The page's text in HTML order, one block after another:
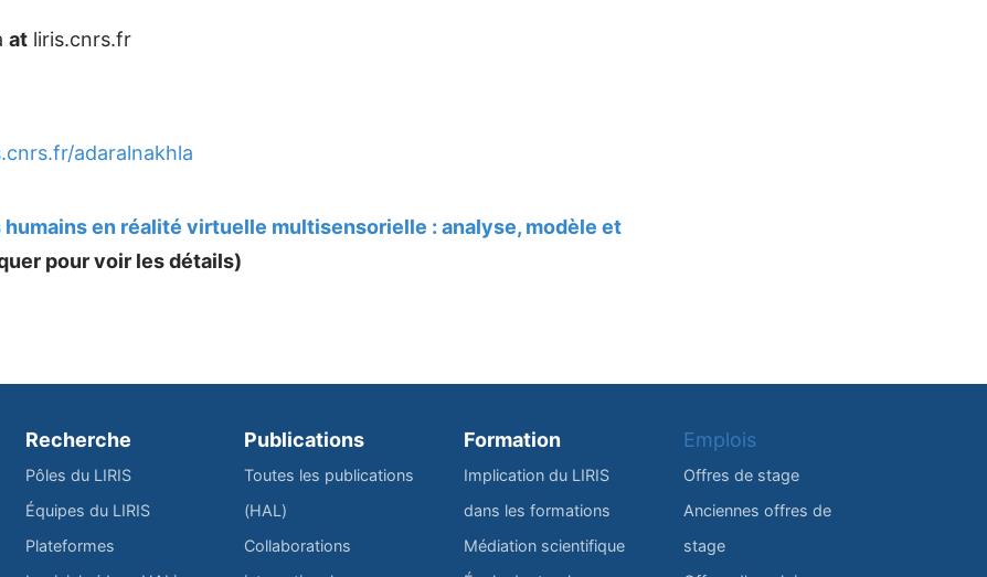
at liris.cnrs.fr
adaralnakhla
en réalité virtuelle multisensorielle : analyse, modèle et
pour voir les détails)
Recherche
Pôles du LIRIS
Équipes du LIRIS
Plateformes
Publications
Toutes les publications
(HAL)
Collaborations
Formation
Implication du LIRIS
dans les formations
Médiation scientifique
Emplois
Offres de stage
Anciennes offres de
stage